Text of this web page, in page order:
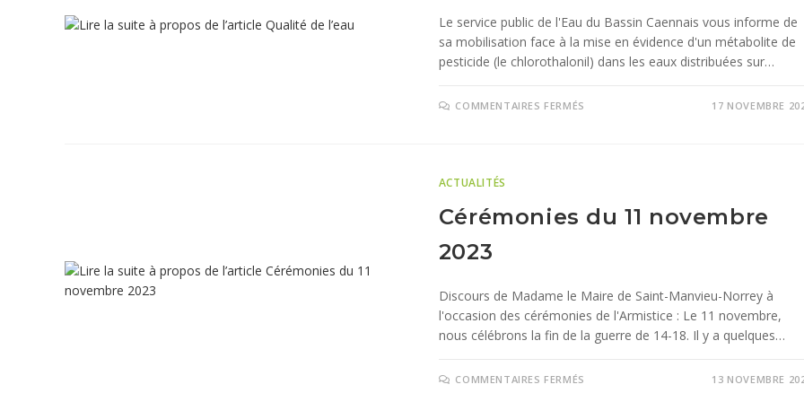
Le service public de l'Eau du Bassin Caennais vous informe de
sa mobilisation face à la mise en évidence d'un métabolite de
pesticide (le chlorothalonil) dans les eaux distribuées sur…
COMMENTAIRES FERMÉS 17 NOVEMBRE
ACTUALITÉS
Cérémonies du 11 novembre
2023
Discours de Madame le Maire de Saint-Manvieu-Norrey à
l'occasion des cérémonies de l'Armistice : Le 11 novembre,
nous célébrons la fin de la guerre de 14-18. Il y a quelques…
COMMENTAIRES FERMÉS 13 NOVEMBRE